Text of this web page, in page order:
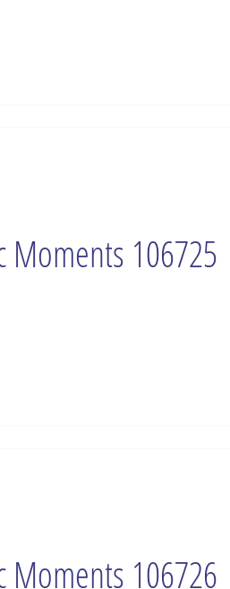
Moments 106725
Moments 106726